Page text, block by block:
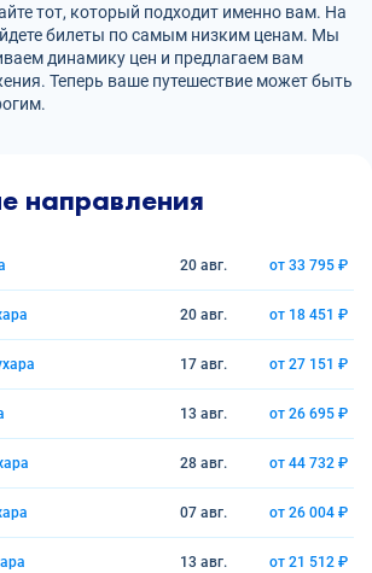
тот, который подходит именно вам. На
билеты по самым низким ценам. Мы
динамику цен и предлагаем вам
Теперь ваше путешествие может быть
направления
20 авг. от 33 795 ₽
20 авг. от 18 451 ₽
17 авг. от 27 151 ₽
13 авг. от 26 695 ₽
28 авг. от 44 732 ₽
07 авг. от 26 004 ₽
13 авг. от 21 512 ₽